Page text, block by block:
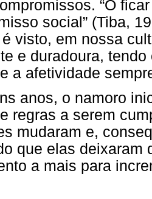
“O
social” (Tiba,
visto, em nossa
e duradoura,
a afetividade
anos, o namoro
regras a serem
mudaram e,
que elas deixaram
a mais para